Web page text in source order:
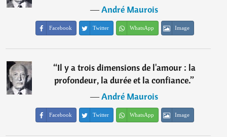
―André Maurois
Facebook Twitter WhatsApp Image
“Il y a trois dimensions de l'amour : la
profondeur, la durée et la confiance.”
―André Maurois
Facebook Twitter WhatsApp Image